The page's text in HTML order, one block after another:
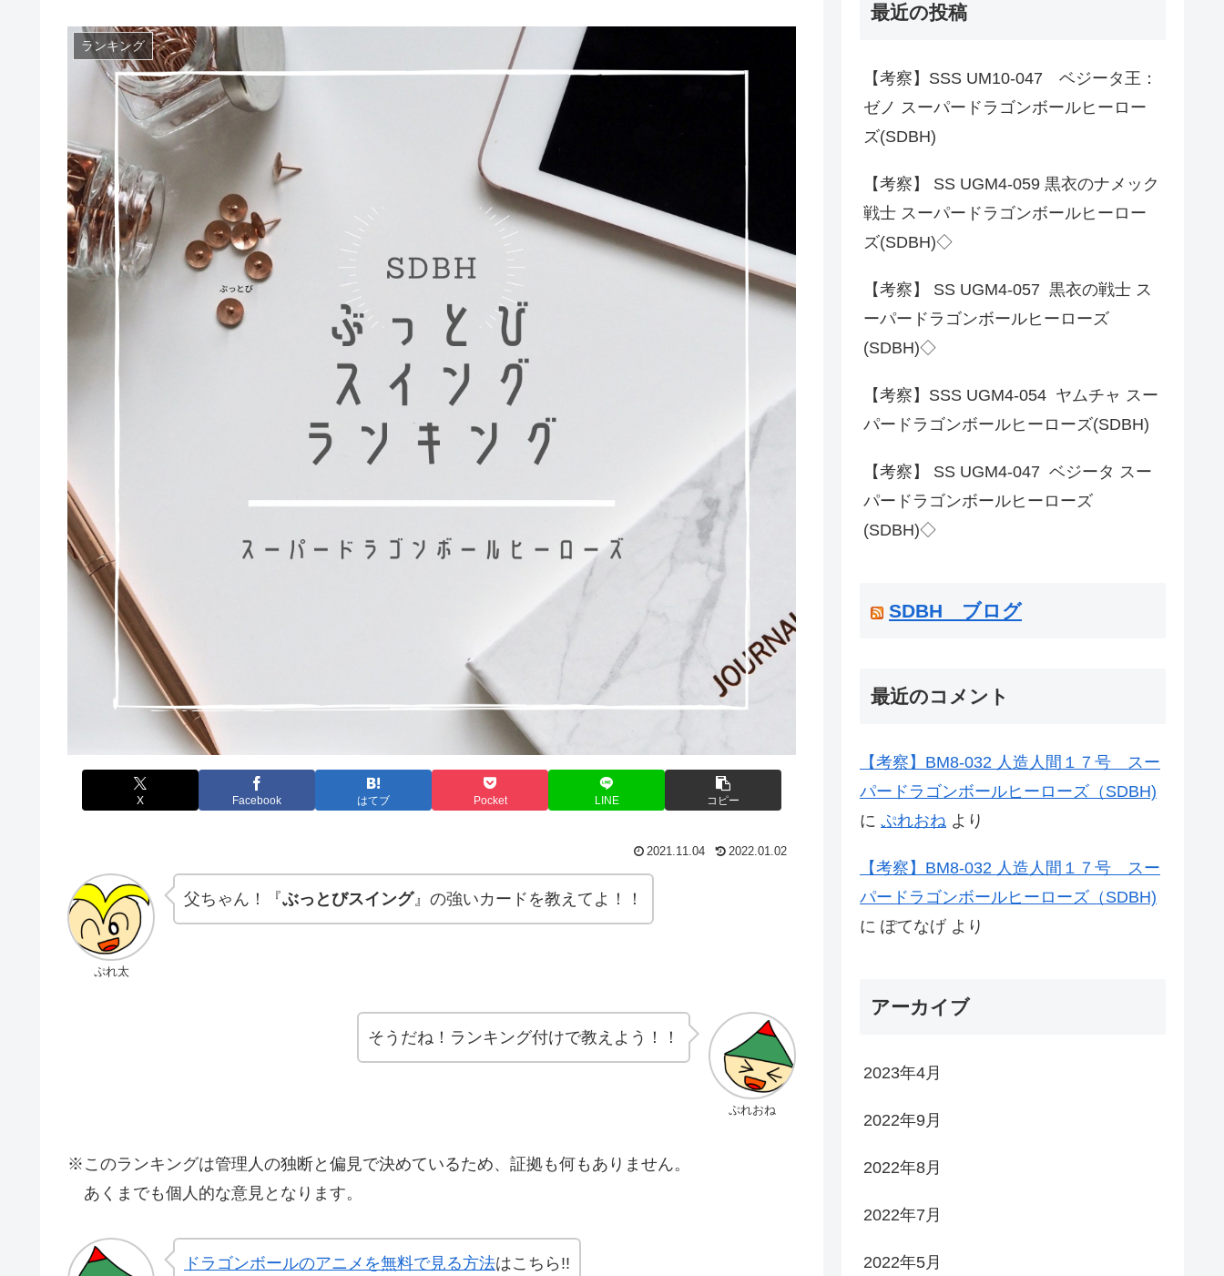
ランキング
X Facebook はてブ Pocket LINE コピー
2021.11.04 2022.01.02
ぷれ太
父ちゃん！『ぶっとびスイング』の強いカードを教えてよ！！
ぷれおね
そうだね！ランキング付けで教えよう！！
※このランキングは管理人の独断と偏見で決めているため、証拠も何もありません。
あくまでも個人的な意見となります。
ドラゴンボールのアニメを無料で見る方法はこちら!!
最近の投稿
【考察】SSS UM10-047 ベジータ王：
ゼノ スーパードラゴンボールヒーロー
ズ(SDBH)
【考察】 SS UGM4-059 黒衣のナメック
戦士 スーパードラゴンボールヒーロー
ズ(SDBH)◇
【考察】 SS UGM4-057 黒衣の戦士 ス
ーパードラゴンボールヒーローズ
(SDBH)◇
【考察】SSS UGM4-054 ヤムチャ スー
パードラゴンボールヒーローズ(SDBH)
【考察】 SS UGM4-047 ベジータ スー
パードラゴンボールヒーローズ
(SDBH)◇
SDBH ブログ
最近のコメント
【考察】BM8-032 人造人間１７号 スー
パードラゴンボールヒーローズ（SDBH)
に ぷれおね より
【考察】BM8-032 人造人間１７号 スー
パードラゴンボールヒーローズ（SDBH)
に ぽてなげ より
アーカイブ
2023年4月
2022年9月
2022年8月
2022年7月
2022年5月